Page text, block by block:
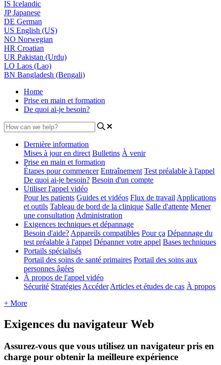
IS Icelandic
JPJapanese
DE German
US English (US)
NO Norwegian
HR Croatian
UR Pakistan (Urdu)
LO Laos (Lao)
BN Bangladesh (Bengali)
Home
Prise en main et formation
De quoi ai-je besoin?
Dernière information
Mises à jour en direct Bulletins À venir
Prise en main et formation
Étapes pour commencer Entraînement Test préalable à l'appel
De quoi ai-je besoin? Besoin d'un compte
Utiliser l'appel vidéo
Pour les patients Guides et vidéos Flux de travail Applications
et outils Tableau de bord de la clinique Salle d'attente Mener
une consultation Administration
Exigences techniques et dépannage
Besoin d'aide? Appareils compatibles Pour ça Dépannage du
test préalable à l'appel Dépanner votre appel Bases techniques
Portails spécialisés
Portail des soins de santé primaires Portail des soins aux
personnes âgées
À propos de l'appel vidéo
Sécurité Stratégies Accéder Articles et études de cas À propos
+ More
Exigences du navigateur Web
Assurez-vous que vous utilisez un navigateur pris en
charge pour obtenir la meilleure expérience